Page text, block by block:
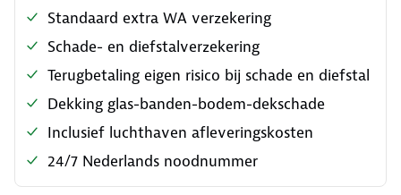
Standaard extra WA verzekering
Schade- en diefstalverzekering
Terugbetaling eigen risico bij schade en diefstal
Dekking glas-banden-bodem-dekschade
Inclusief luchthaven afleveringskosten
24/7 Nederlands noodnummer